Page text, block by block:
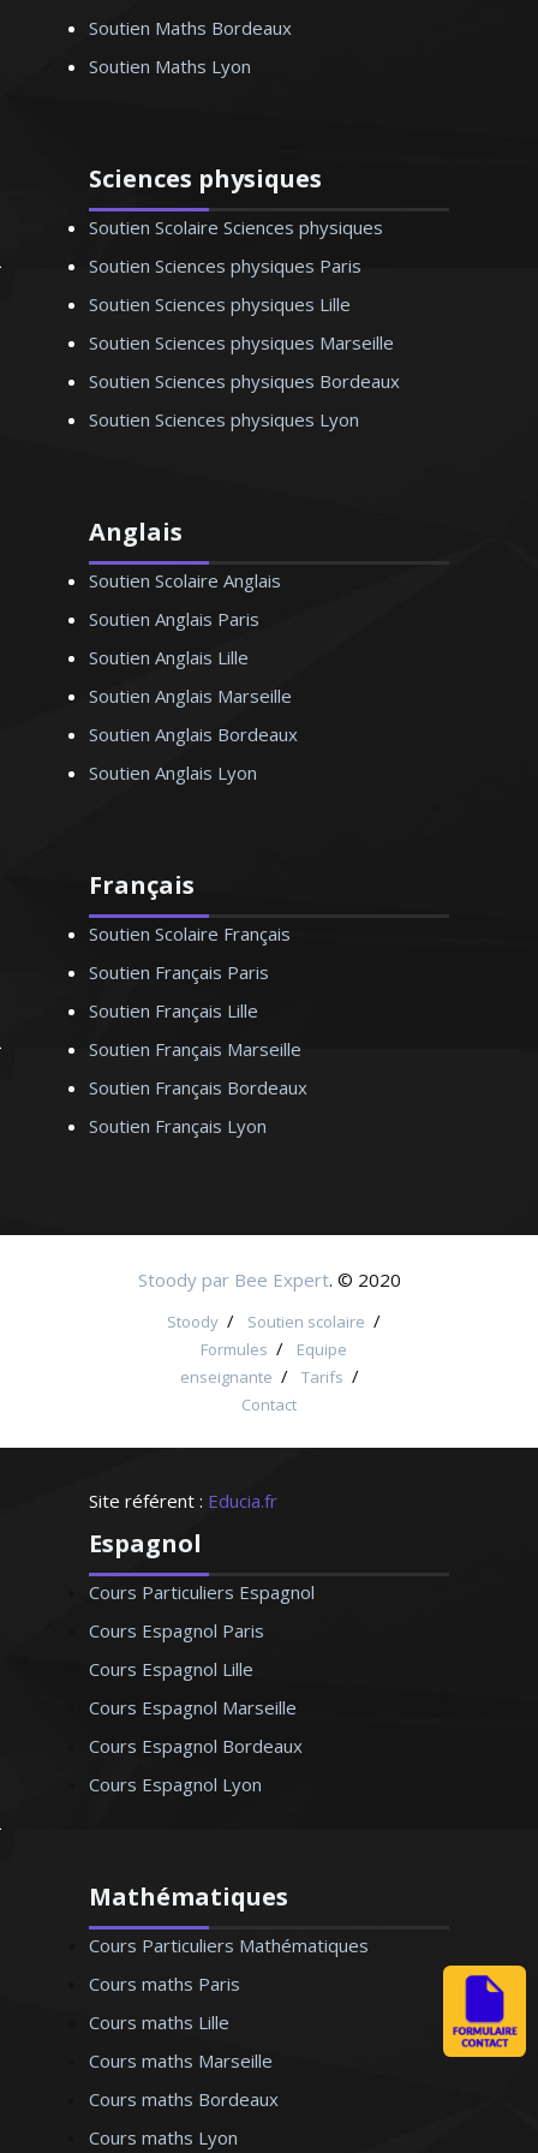
méthode d’enseignement combine la
Madame C. Camille – Professeur
d’arts appliqués - Paris
Soutien Maths Bordeaux
Soutien Maths Lyon
Sciences physiques
Soutien Scolaire Sciences physiques
Soutien Sciences physiques Paris
Soutien Sciences physiques Lille
Soutien Sciences physiques Marseille
Soutien Sciences physiques Bordeaux
Soutien Sciences physiques Lyon
Anglais
Soutien Scolaire Anglais
Soutien Anglais Paris
Soutien Anglais Lille
Soutien Anglais Marseille
Soutien Anglais Bordeaux
Soutien Anglais Lyon
Français
Soutien Scolaire Français
Soutien Français Paris
Soutien Français Lille
Soutien Français Marseille
Soutien Français Bordeaux
Soutien Français Lyon
Stoody par Bee Expert. © 2020
Stoody / Soutien scolaire /
Formules /
Equipe
enseignante / Tarifs /
Contact
Site référent : Educia.fr
Espagnol
Cours Particuliers Espagnol
Cours Espagnol Paris
Cours Espagnol Lille
Cours Espagnol Marseille
Cours Espagnol Bordeaux
Cours Espagnol Lyon
Mathématiques
Cours Particuliers Mathématiques
Cours maths Paris
Cours maths Lille
Cours maths Marseille
Cours maths Bordeaux
Cours maths Lyon